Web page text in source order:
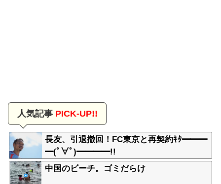
人気記事PICK-UP!!
長友、引退撤回！FC東京と再契約ｷﾀ━━━
━(ﾟ∀ﾟ)━━━━!!
中国のビーチ。ゴミだらけ